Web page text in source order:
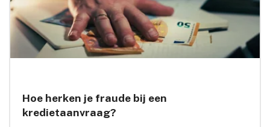
Hoe herken je fraude bij een
kredietaanvraag?